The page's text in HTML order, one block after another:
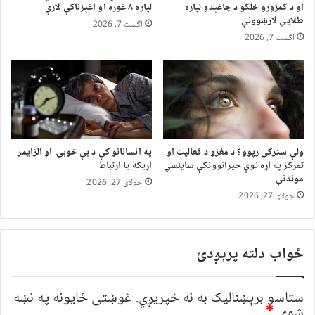
او د کمزورو خلکو د چاغېدو لپاره
طلایي لارښوونې
اگست 7, 2026
لپاره ۸ غوره او اغېزناکې لارې
اگست 7, 2026
ولې سترګې رپوو؟ د مغزو د فعالیت او
تمرکز په اړه نوې حیرانوونکې ساینسي
موندنې
جولای 27, 2026
په انسانانو کې د بې خوبۍ او الزایمر
اړیکه یا ارتباط
جولای 27, 2026
ځواب دلته پرېږدئ
ستاسو برېښناليک به نه خپريږي. غوښتى ځایونه په نښه